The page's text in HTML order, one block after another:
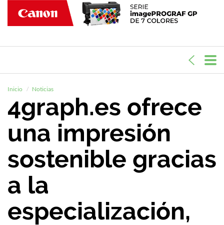
Inicio Noticias
4graph.es ofrece
una impresión
sostenible gracias
a la
especialización,